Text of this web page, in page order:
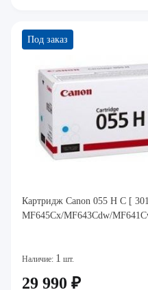
Под заказ
Картридж Canon 055 H C [
MF645Cx/MF643Cdw/
Наличие: 1 шт.
29 990 ₽